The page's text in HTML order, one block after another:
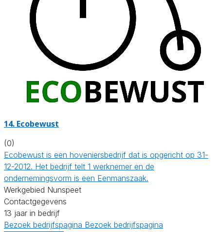
14. Ecobewust
(0)
Ecobewust is een hoveniersbedrijf dat is opgericht op 31-
12-2012. Het bedrijf telt 1 werknemer en de
ondernemingsvorm is een Eenmanszaak.
Werkgebied Nunspeet
Contactgegevens
13 jaar in bedrijf
Bezoek bedrijfspagina Bezoek bedrijfspagina